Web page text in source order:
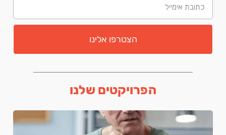
הצטרפו אלינו
הפרויקטים שלנו